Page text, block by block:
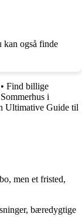
kan også finde
• Find billige
Sommerhus i
Ultimative Guide til
men et fristed,
bæredygtige